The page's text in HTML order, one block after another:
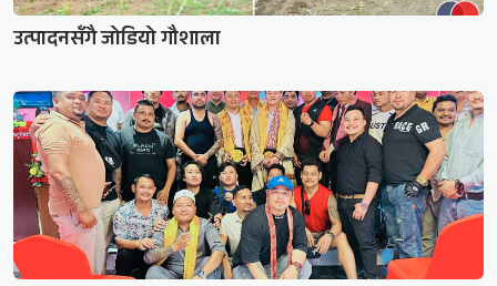
उत्पादनसँगै जोडियो गौशाला